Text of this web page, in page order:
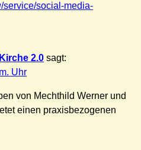
service/social-media-
2.0 sagt:
Uhr
von Mechthild Werner und
einen praxisbezogenen